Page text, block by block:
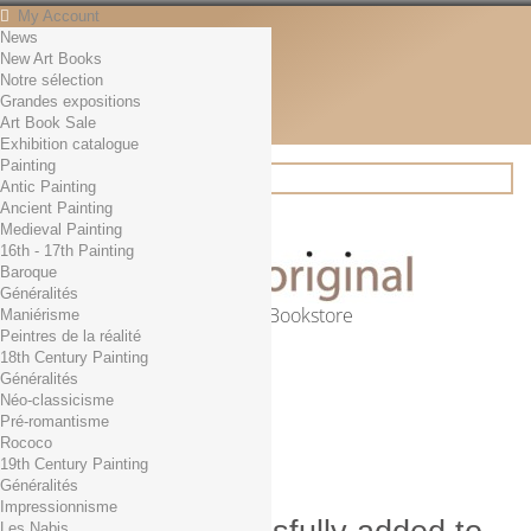
My Account
Contact
English
English
Français
News
Search
Online Art Bookstore
Cart (empty)
No products
Free shipping!
0,00 € Total
Check out
News
New Art Books
Notre sélection
Grandes expositions
Art Book Sale
Exhibition catalogue
Painting
Antic Painting
Ancient Painting
Medieval Painting
16th - 17th Painting
Baroque
Généralités
Maniérisme
Peintres de la réalité
18th Century Painting
Généralités
Néo-classicisme
Pré-romantisme
Rococo
19th Century Painting
Généralités
Impressionnisme